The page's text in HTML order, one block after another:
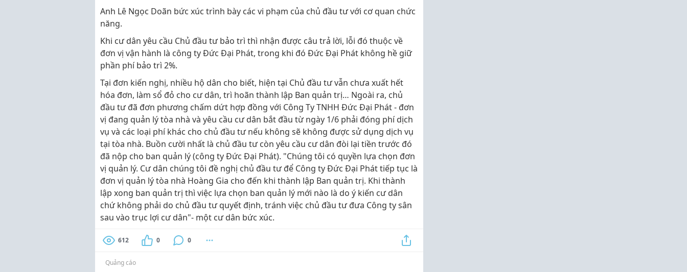
Anh Lê Ngọc Doãn bức xúc trình bày các vi phạm của chủ đầu tư với cơ quan chức
năng.
Khi cư dân yêu cầu Chủ đầu tư bảo trì thì nhận được câu trả lời, lỗi đó thuộc về
đơn vị vận hành là công ty Đức Đại Phát, trong khi đó Đức Đại Phát không hề giữ
phần phí bảo trì 2%.
Tại đơn kiến nghị, nhiều hộ dân cho biết, hiện tại Chủ đầu tư vẫn chưa xuất hết
hóa đơn, làm sổ đỏ cho cư dân, trì hoãn thành lập Ban quản trị… Ngoài ra, chủ
đầu tư đã đơn phương chấm dứt hợp đồng với Công Ty TNHH Đức Đại Phát - đơn
vị đang quản lý tòa nhà và yêu cầu cư dân bắt đầu từ ngày 1/6 phải đóng phí dịch
vụ và các loại phí khác cho chủ đầu tư nếu không sẽ không được sử dụng dịch vụ
tại tòa nhà. Buồn cười nhất là chủ đầu tư còn yêu cầu cư dân đòi lại tiền trước đó
đã nộp cho ban quản lý (công ty Đức Đại Phát). "Chúng tôi có quyền lựa chọn đơn
vị quản lý. Cư dân chúng tôi đề nghị chủ đầu tư để Công ty Đức Đại Phát tiếp tục là
đơn vị quản lý tòa nhà Hoàng Gia cho đến khi thành lập Ban quản trị. Khi thành
lập xong ban quản trị thì việc lựa chọn ban quản lý mới nào là do ý kiến cư dân
chứ không phải do chủ đầu tư quyết định, tránh việc chủ đầu tư đưa Công ty sân
sau vào trục lợi cư dân"- một cư dân bức xúc.
612 0 0
Quảng cáo